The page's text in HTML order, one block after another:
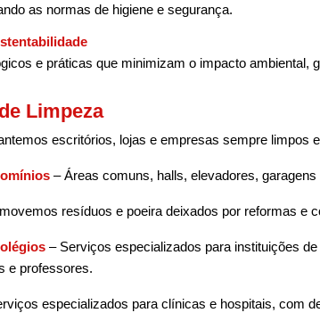
as normas de higiene e segurança.
e práticas que minimizam o impacto ambiental,
Limpeza
escritórios, lojas e empresas sempre limpos
– Áreas comuns, halls, elevadores,
resíduos e poeira deixados por reformas e
– Serviços especializados para instituições
e professores.
especializados para clínicas e hospitais, com